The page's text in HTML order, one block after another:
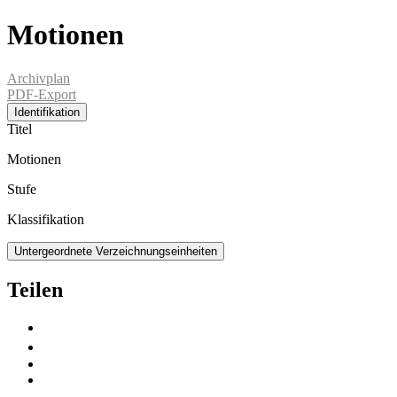
Motionen
Archivplan
PDF-Export
Identifikation
Titel
Motionen
Stufe
Klassifikation
Untergeordnete Verzeichnungseinheiten
Teilen